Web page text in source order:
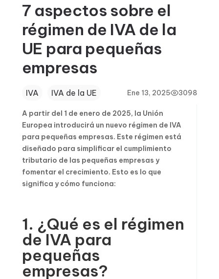
7 aspectos sobre el
régimen de IVA de la
UE para pequeñas
empresas
IVA IVA de la UE Ene 13, 2025 3098
A partir del 1 de enero de 2025, la Unión
Europea introducirá un nuevo régimen de IVA
para pequeñas empresas. Este régimen está
diseñado para simplificar el cumplimiento
tributario de las pequeñas empresas y
fomentar el crecimiento. Esto es lo que
significa y cómo funciona:
1. ¿Qué es el régimen
de IVA para
pequeñas
empresas?